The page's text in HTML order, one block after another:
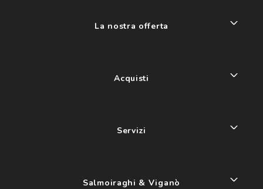
La nostra offerta
Acquisti
Servizi
Salmoiraghi & Viganò